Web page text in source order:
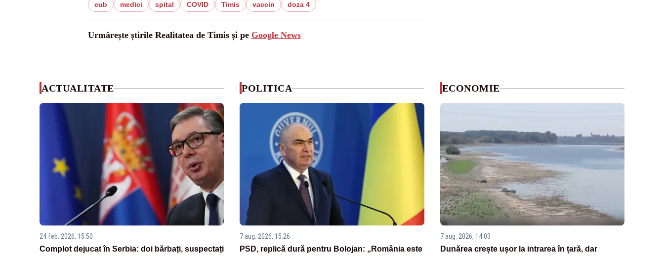
cub medici spital COVID Timis vaccin doza 4
Urmărește știrile Realitatea de Timis și pe Google News
ACTUALITATE
24 feb. 2026, 15:50
Complot dejucat în Serbia: doi bărbați, suspectați
POLITICA
7 aug. 2026, 15:26
PSD, replică dură pentru Bolojan: „România este
ECONOMIE
7 aug. 2026, 14:03
Dunărea crește ușor la intrarea în țară, dar